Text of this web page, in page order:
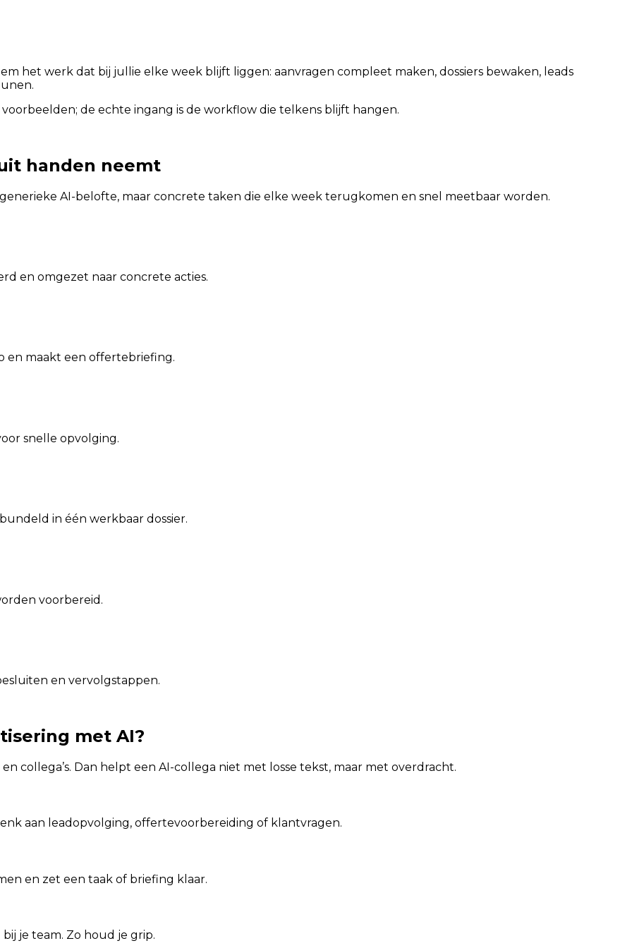
het werk dat bij jullie elke week blijft liggen: aanvragen compleet maken, dossiers bewaken, leads
de echte ingang is de workflow die telkens blijft hangen.
handen neemt
AI-belofte, maar concrete taken die elke week terugkomen en snel meetbaar worden.
en omgezet naar concrete acties.
en maakt een offertebriefing.
snelle opvolging.
in één werkbaar dossier.
voorbereid.
en vervolgstappen.
met AI?
collega’s. Dan helpt een AI-collega niet met losse tekst, maar met overdracht.
aan leadopvolging, offertevoorbereiding of klantvragen.
en zet een taak of briefing klaar.
je team. Zo houd je grip.